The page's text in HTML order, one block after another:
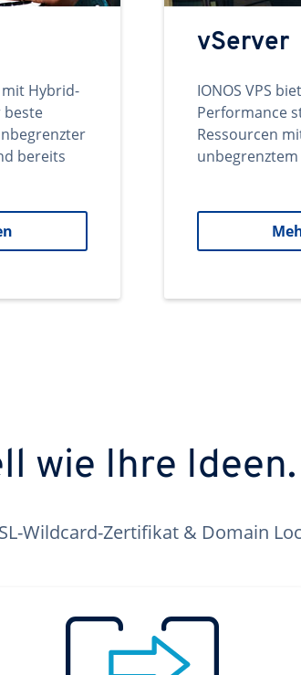
Hybrid-
beste
bereits
vServer
IONOS VPS
Performance
Ressourcen
unbegrenztem
wie Ihre Ideen.
Wildcard-Zertifikat & Domain